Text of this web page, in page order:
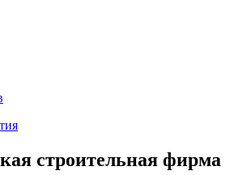
строительная фирма